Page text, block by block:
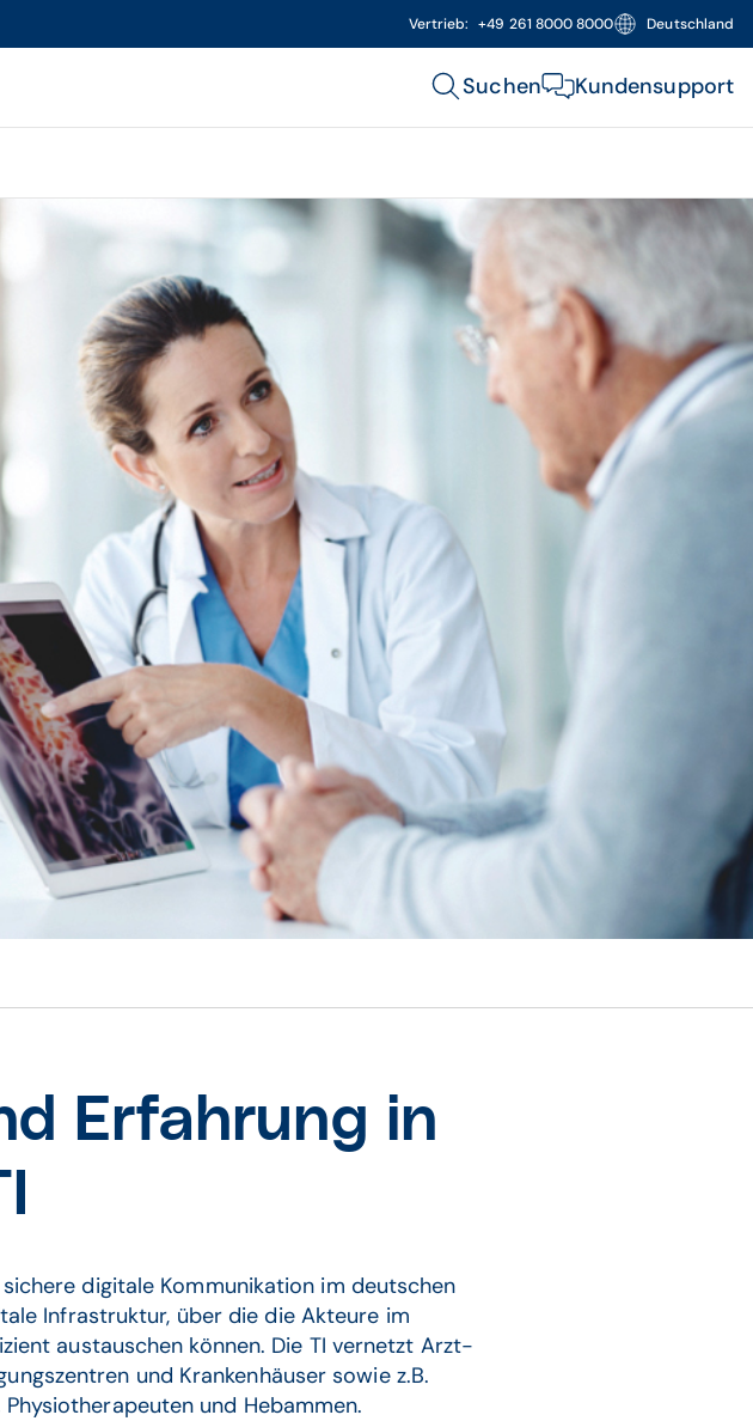
Vertrieb: +49 261 8000 8000 Deutschland
Suchen Kundensupport
Erfahrung in
digitale Kommunikation im deutschen
Infrastruktur, über die die Akteure im
austauschen können. Die TI vernetzt Arzt-
und Krankenhäuser sowie z.B.
und Hebammen.